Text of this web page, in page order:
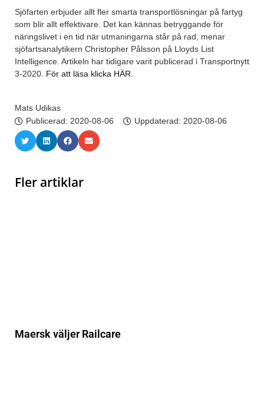
Sjöfarten erbjuder allt fler smarta transportlösningar på fartyg
som blir allt effektivare. Det kan kännas betryggande för
näringslivet i en tid när utmaningarna står på rad, menar
sjöfartsanalytikern Christopher Pålsson på Lloyds List
Intelligence. Artikeln har tidigare varit publicerad i Transportnytt
3-2020. För att läsa klicka HÄR.
Mats Udikas
Publicerad: 2020-08-06 Uppdaterad: 2020-08-06
Fler artiklar
Maersk väljer Railcare